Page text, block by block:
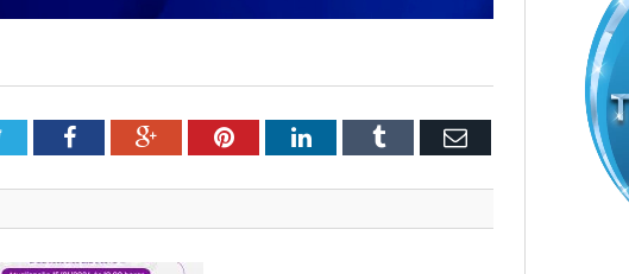
TwitterFacebookGoogle+PinterestLinkedInTumblr Email